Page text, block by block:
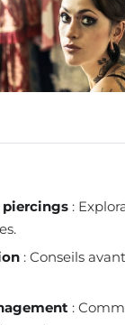
piercings :
: Conseils
: